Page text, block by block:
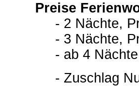
Preise
- 2 Nächte,
- 3 Nächte,
- ab 4 Nächte,
- Zuschlag